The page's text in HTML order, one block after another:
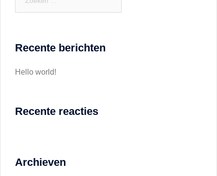
naar:
Recente berichten
Hello world!
Recente reacties
Archieven